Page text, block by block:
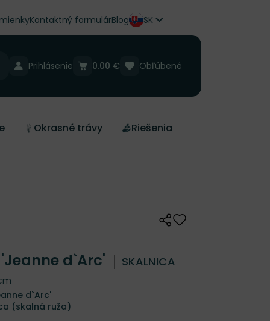
Kontaktný formulárBlog SK
Prihlásenie Obľúbené
0.00 €
Okrasné trávy
Riešenia
ZdieľaťOdober do
d`Arc' SKALNICA
d`Arc'
(skalná ruža)